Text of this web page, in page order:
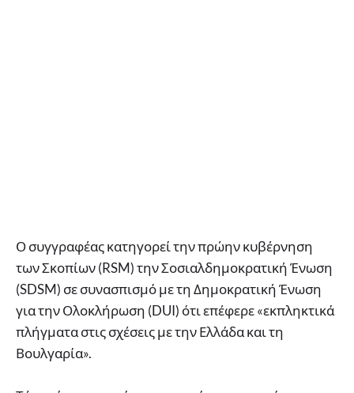
Ο συγγραφέας κατηγορεί την πρώην κυβέρνηση
των Σκοπίων (RSM) την Σοσιαλδημοκρατική Ένωση
(SDSM) σε συνασπισμό με τη Δημοκρατική Ένωση
για την Ολοκλήρωση (DUI) ότι επέφερε «εκπληκτικά
πλήγματα στις σχέσεις με την Ελλάδα και τη
Βουλγαρία».